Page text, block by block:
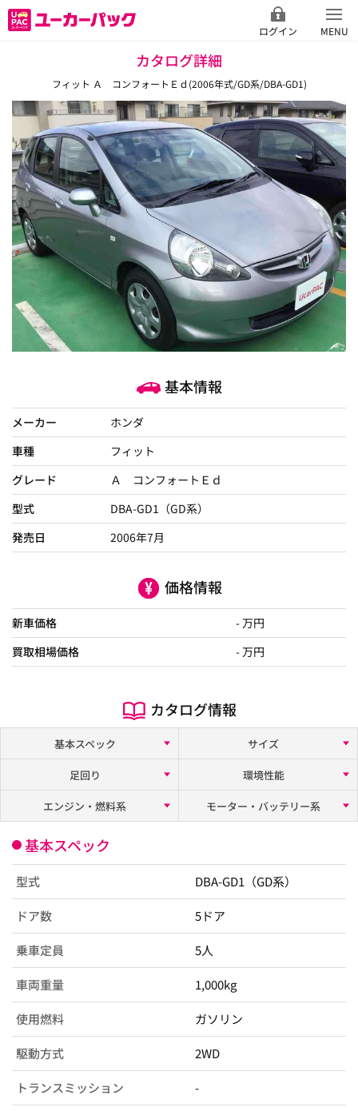
ログイン MENU
カタログ詳細
フィット Ａ コンフォートＥｄ(2006年式/GD系/DBA-GD1)
基本情報
メーカー
ホンダ
車種
フィット
グレード
Ａ コンフォートＥｄ
型式
DBA-GD1（GD系）
発売日
2006年7月
価格情報
新車価格
- 万円
買取相場価格
- 万円
カタログ情報
基本スペック
サイズ
足回り
環境性能
エンジン・燃料系
モーター・バッテリー系
基本スペック
型式 DBA-GD1（GD系）
ドア数 5ドア
乗車定員 5人
車両重量 1,000kg
使用燃料 ガソリン
駆動方式 2WD
トランスミッション -